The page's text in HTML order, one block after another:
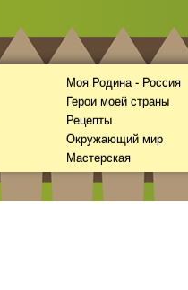
Моя Родина - Россия
Герои моей страны
Рецепты
Окружающий мир
Мастерская